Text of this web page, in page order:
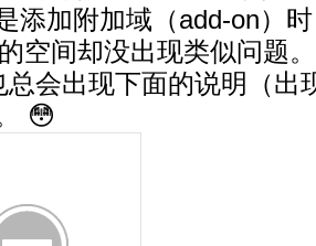
添加附加域（add-on）
的空间却没出现类似问题
总会出现下面的说明（
😳